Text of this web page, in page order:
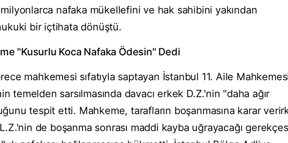
nafaka mükellefini ve hak sahibini yakından
bir içtihata dönüştü.
"Kusurlu Koca Nafaka Ödesin" Dedi
mahkemesi sıfatıyla saptayan İstanbul 11. Aile
temelden sarsılmasında davacı erkek D.Z.'nin "daha ağır
tespit etti. Mahkeme, tarafların boşanmasına karar
L.Z.'nin de boşanma sonrası maddi kayba uğrayacağı